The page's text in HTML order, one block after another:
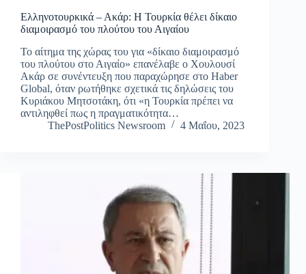
Ελληνοτουρκικά – Ακάρ: Η Τουρκία θέλει δίκαιο
διαμοιρασμό του πλούτου του Αιγαίου
Το αίτημα της χώρας του για «δίκαιο διαμοιρασμό
του πλούτου στο Αιγαίο» επανέλαβε ο Χουλουσί
Ακάρ σε συνέντευξη που παραχώρησε στο Haber
Global, όταν ρωτήθηκε σχετικά τις δηλώσεις του
Κυριάκου Μητσοτάκη, ότι «η Τουρκία πρέπει να
αντιληφθεί πως η πραγματικότητα…
ThePostPolitics Newsroom
4 Μαΐου, 2023